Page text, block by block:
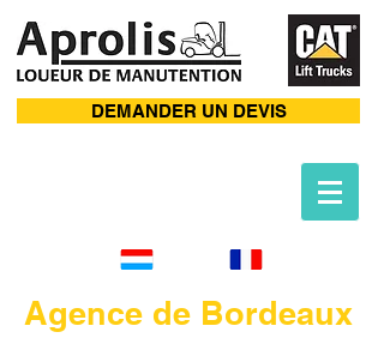
DEMANDER UN DEVIS
Agence de Bordeaux